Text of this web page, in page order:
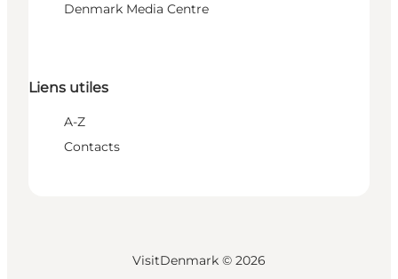
Denmark Media Centre
Liens utiles
A-Z
Contacts
VisitDenmark © 2026